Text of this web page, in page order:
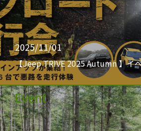
2025/11/01
【Jeep TRIVE 2025 Autumn 】イ
Event